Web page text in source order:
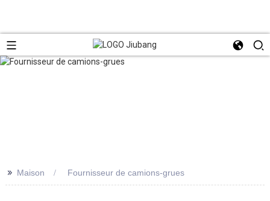
>> Maison Fournisseur de camions-grues